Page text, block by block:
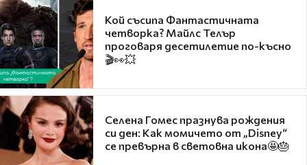
Кой съсипа Фантастичната
четворка? Майлс Телър
проговаря десетилетие по-късно
🎬👀💥
Селена Гомес празнува рождения
си ден: Как момичето от „Disney“
се превърна в световна икона🤩🎂